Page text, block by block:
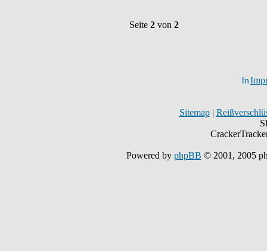
Seite 2 von 2
Sitemap|
Powered by phpBB © 2001, 2005